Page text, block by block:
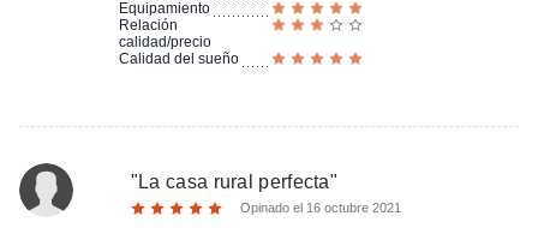
Equipamiento
Relación
calidad/precio
Calidad del sueño
" La casa rural perfecta"
Opinado el 16 octubre 2021